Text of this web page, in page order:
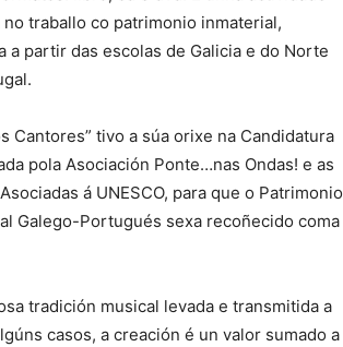
traballo co patrimonio inmaterial,
a partir das escolas de Galicia e do Norte
Cantores” tivo a súa orixe na Candidatura
pola Asociación Ponte…nas Ondas! e as
á UNESCO, para que o Patrimonio
Galego-Portugués sexa recoñecido coma
tradición musical levada e transmitida a
casos, a creación é un valor sumado a